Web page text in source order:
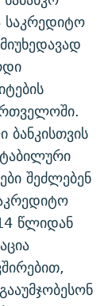
საკრედიტო
ბანკისთვის
შეძლებენ
წლიდან